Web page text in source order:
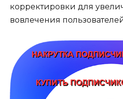
корректировки для
вовлечения